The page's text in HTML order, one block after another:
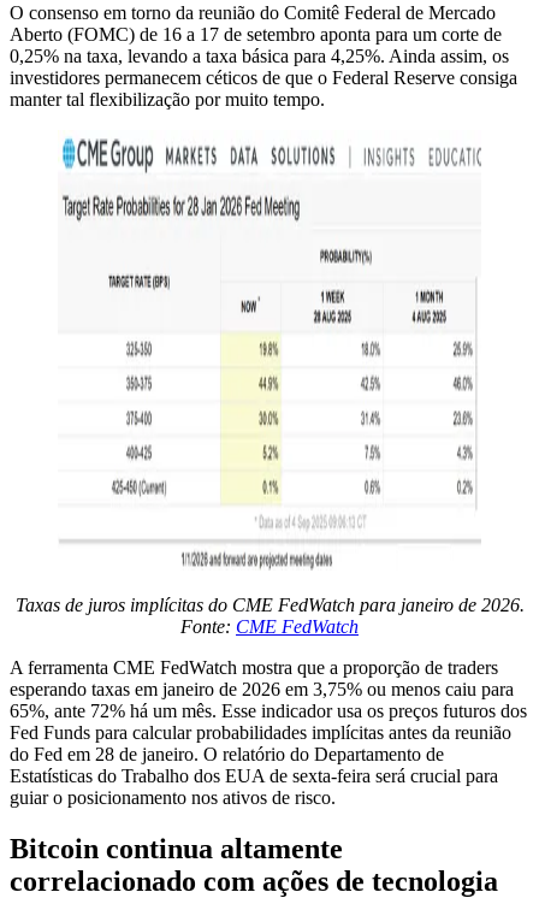
O consenso em torno da reunião do Comitê Federal de Mercado
Aberto (FOMC) de 16 a 17 de setembro aponta para um corte de
0,25% na taxa, levando a taxa básica para 4,25%. Ainda assim, os
investidores permanecem céticos de que o Federal Reserve consiga
manter tal flexibilização por muito tempo.
Taxas de juros implícitas do CME FedWatch para janeiro de 2026.
Fonte: CME FedWatch
A ferramenta CME FedWatch mostra que a proporção de traders
esperando taxas em janeiro de 2026 em 3,75% ou menos caiu para
65%, ante 72% há um mês. Esse indicador usa os preços futuros dos
Fed Funds para calcular probabilidades implícitas antes da reunião
do Fed em 28 de janeiro. O relatório do Departamento de
Estatísticas do Trabalho dos EUA de sexta-feira será crucial para
guiar o posicionamento nos ativos de risco.
Bitcoin continua altamente
correlacionado com ações de tecnologia